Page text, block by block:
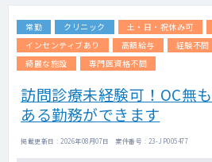
常勤 クリニック 土・日・祝休み可
インセンティブあり
高額給与 経験不問
綺麗な施設
専門医資格不問
訪問診療未経験可！OC無
ある勤務ができます
掲載更新日 : 2026年08月07日 案件番号 : 23-JP005477